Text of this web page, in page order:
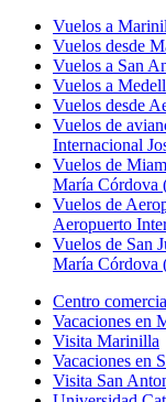
Vuelos a
Vuelos desde
Vuelos a San
Vuelos a
Vuelos desde
Vuelos de
Internacional
Vuelos de
María Córdova
Vuelos de
Aeropuerto
Vuelos de San
María Córdova
Centro
Vacaciones en
Visita Marinilla
Vacaciones en
Visita San